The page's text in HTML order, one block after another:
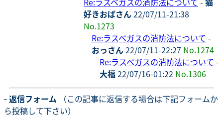
好きおばさん22/07/11-21:38
No.1273
Re:ラスベガスの消防法について -
おっさん22/07/11-22:27 No.1274
Re:ラスベガスの消防法について -
大福22/07/16-01:22 No.1306
- 返信フォーム （この記事に返信する場合は下記フォームか
ら投稿して下さい）